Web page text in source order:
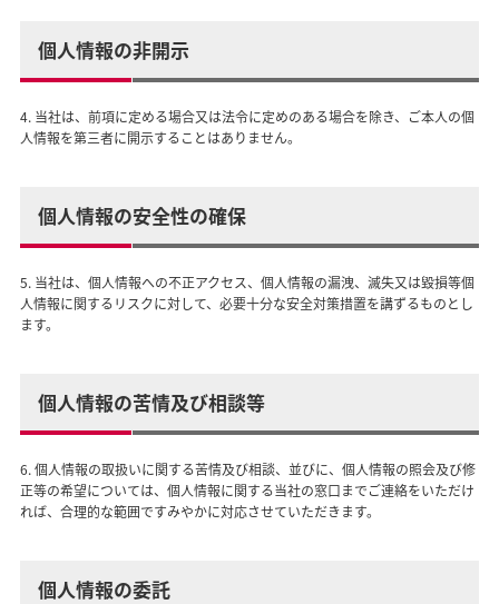
個人情報の非開示
4. 当社は、前項に定める場合又は法令に定めのある場合を除き、ご本人の個
人情報を第三者に開示することはありません。
個人情報の安全性の確保
5. 当社は、個人情報への不正アクセス、個人情報の漏洩、滅失又は毀損等個
人情報に関するリスクに対して、必要十分な安全対策措置を講ずるものとし
ます。
個人情報の苦情及び相談等
6. 個人情報の取扱いに関する苦情及び相談、並びに、個人情報の照会及び修
正等の希望については、個人情報に関する当社の窓口までご連絡をいただけ
れば、合理的な範囲ですみやかに対応させていただきます。
個人情報の委託